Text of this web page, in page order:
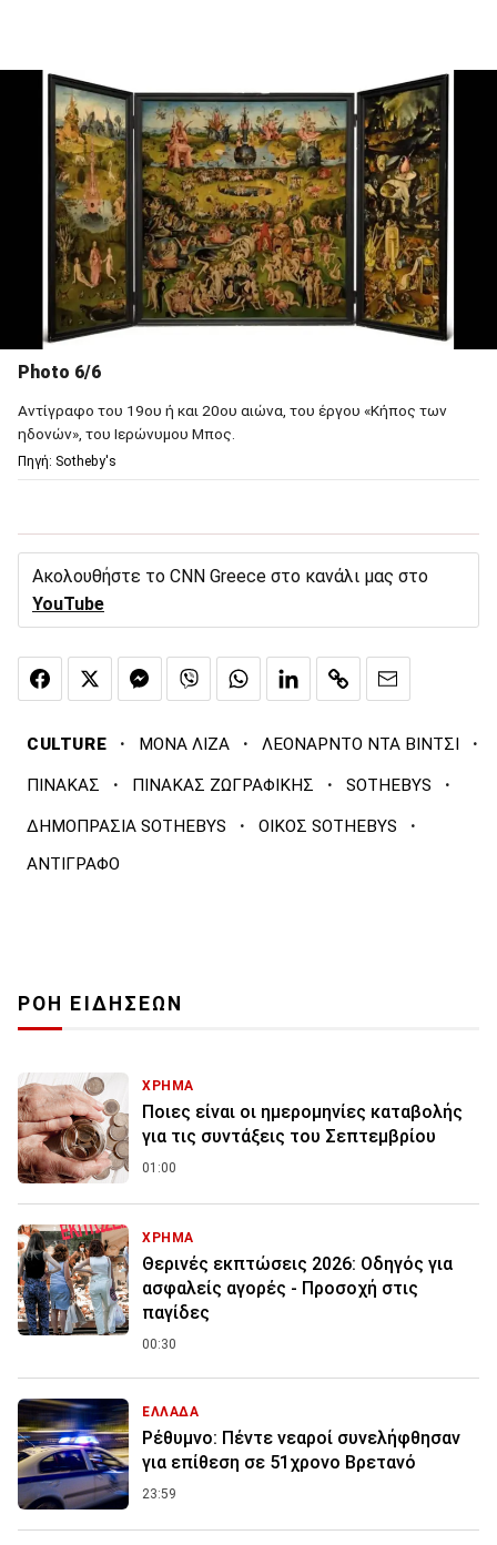
Photo 6/6
Αντίγραφο του 19ου ή και 20ου αιώνα, του έργου «Κήπος των
ηδονών», του Ιερώνυμου Μπος.
Πηγή: Sotheby's
Ακολουθήστε το CNN Greece στο κανάλι μας στο
YouTube
CULTURE · ΜΟΝΑ ΛΙΖΑ · ΛΕΟΝΑΡΝΤΟ ΝΤΑ ΒΙΝΤΣΙ ·
ΠΙΝΑΚΑΣ · ΠΙΝΑΚΑΣ ΖΩΓΡΑΦΙΚΗΣ · SOTHEBYS ·
ΔΗΜΟΠΡΑΣΙΑ SOTHEBYS · ΟΙΚΟΣ SOTHEBYS ·
ΑΝΤΙΓΡΑΦΟ
ΡΟΗ ΕΙΔΗΣΕΩΝ
ΧΡΗΜΑ
Ποιες είναι οι ημερομηνίες καταβολής
για τις συντάξεις του Σεπτεμβρίου
01:00
ΧΡΗΜΑ
Θερινές εκπτώσεις 2026: Οδηγός για
ασφαλείς αγορές - Προσοχή στις
παγίδες
00:30
ΕΛΛΑΔΑ
Ρέθυμνο: Πέντε νεαροί συνελήφθησαν
για επίθεση σε 51χρονο Βρετανό
23:59